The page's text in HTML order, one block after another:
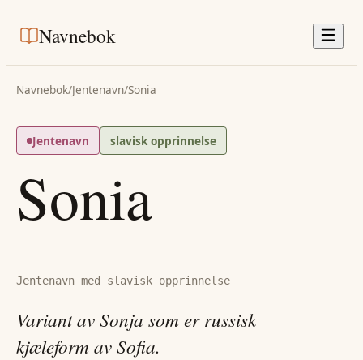
Navnebok
Navnebok/Jentenavn/Sonia
Jentenavn slavisk opprinnelse
Sonia
Jentenavn med slavisk opprinnelse
Variant av Sonja som er russisk
kjæleform av Sofia.